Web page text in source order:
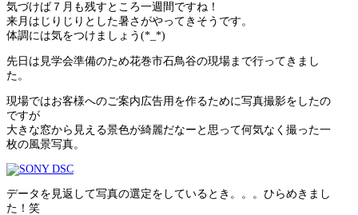
気づけば７月も残すところ一週間ですね！
来月はじりじりとした暑さがやってきそうです。
体調には気をつけましょう(*_*)
先日は見学会準備のため花巻市石鳥谷の現場まで行ってきまし
た。
現場ではお客様へのご案内広告用を作るために写真撮影をしたの
ですが
大きな窓から見える景色が綺麗だなーと思って何気なく撮った一
枚の風景写真。
データを見返して写真の選定をしているとき。。。ひらめきまし
た！笑